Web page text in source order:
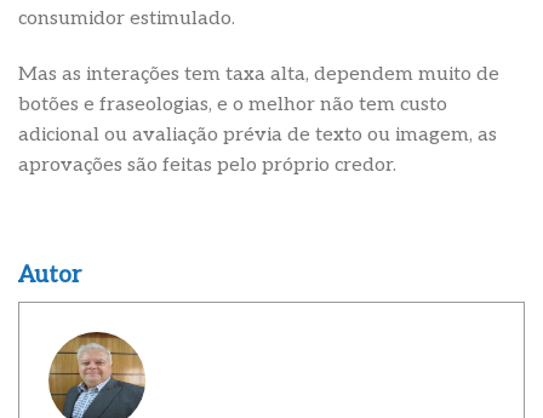
consumidor estimulado.
Mas as interações tem taxa alta, dependem muito de
botões e fraseologias, e o melhor não tem custo
adicional ou avaliação prévia de texto ou imagem, as
aprovações são feitas pelo próprio credor.
Autor